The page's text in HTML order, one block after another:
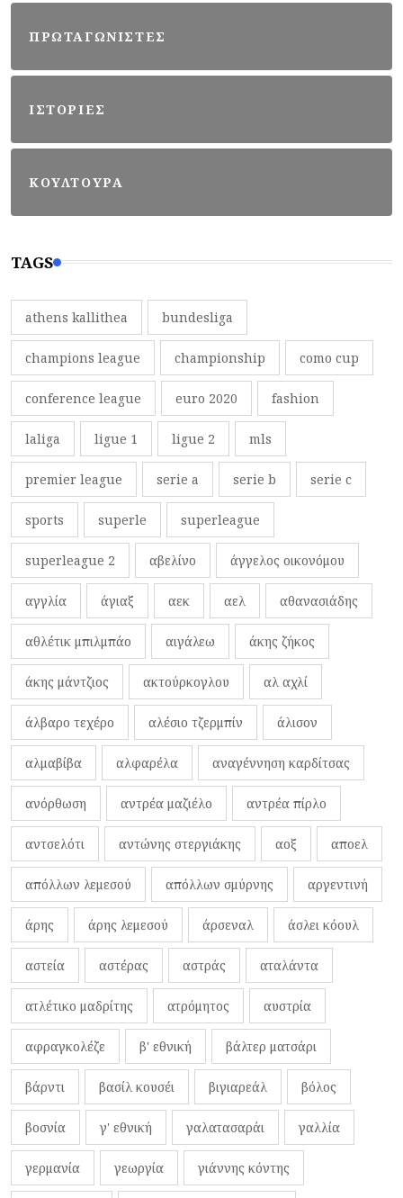
ΠΡΩΤΑΓΩΝΙΣΤΕΣ
ΙΣΤΟΡΙΕΣ
ΚΟΥΛΤΟΥΡΑ
TAGS
athens kallithea bundesliga
champions league championship como cup
conference league euro 2020 fashion
laliga ligue 1 ligue 2 mls
premier league serie a serie b serie c
sports superle superleague
superleague 2 αβελίνο άγγελος οικονόμου
αγγλία άγιαξ αεκ αελ αθανασιάδης
αθλέτικ μπιλμπάο αιγάλεω άκης ζήκος
άκης μάντζιος ακτούρκογλου αλ αχλί
άλβαρο τεχέρο αλέσιο τζερμπίν άλισον
αλμαβίβα αλφαρέλα αναγέννηση καρδίτσας
ανόρθωση αντρέα μαζιέλο αντρέα πίρλο
αντσελότι αντώνης στεργιάκης αοξ αποελ
απόλλων λεμεσού απόλλων σμύρνης αργεντινή
άρης άρης λεμεσού άρσεναλ άσλει κόουλ
αστεία αστέρας αστράς αταλάντα
ατλέτικο μαδρίτης ατρόμητος αυστρία
αφραγκολέζε β' εθνική βάλτερ ματσάρι
βάρντι βασίλ κουσέι βιγιαρεάλ βόλος
βοσνία γ' εθνική γαλατασαράι γαλλία
γερμανία γεωργία γιάννης κόντης